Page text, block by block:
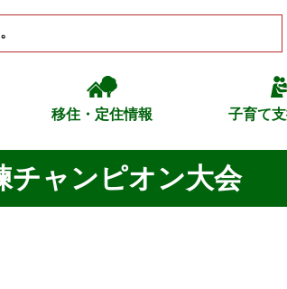
移住・定住情報 子育て
チャンピオン大会